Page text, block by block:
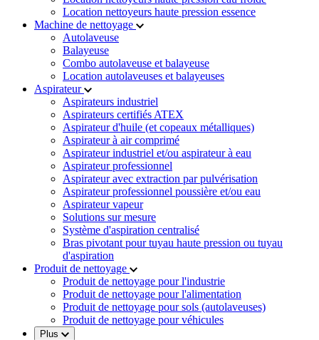
Location nettoyeurs haute pression essence
Machine de nettoyage
Autolaveuse
Balayeuse
Combo autolaveuse et balayeuse
Location autolaveuses et balayeuses
Aspirateur
Aspirateurs industriel
Aspirateurs certifiés ATEX
Aspirateur d'huile (et copeaux métalliques)
Aspirateur à air comprimé
Aspirateur industriel et/ou aspirateur à eau
Aspirateur professionnel
Aspirateur avec extraction par pulvérisation
Aspirateur professionnel poussière et/ou eau
Aspirateur vapeur
Solutions sur mesure
Système d'aspiration centralisé
Bras pivotant pour tuyau haute pression ou tuyau
d'aspiration
Produit de nettoyage
Produit de nettoyage pour l'industrie
Produit de nettoyage pour l'alimentation
Produit de nettoyage pour sols (autolaveuses)
Produit de nettoyage pour véhicules
Plus